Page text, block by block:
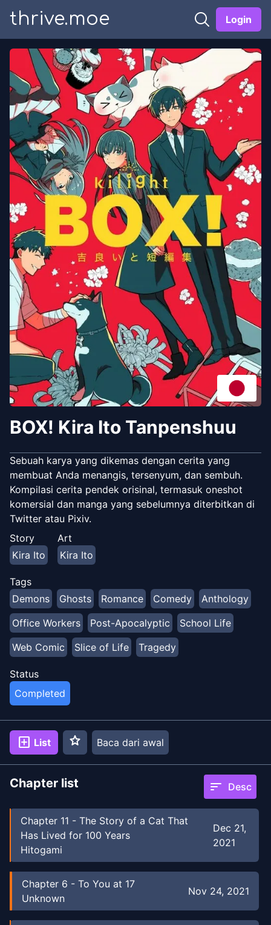
thrive.moe Login
BOX! Kira Ito Tanpenshuu
Sebuah karya yang dikemas dengan cerita yang
membuat Anda menangis, tersenyum, dan sembuh.
Kompilasi cerita pendek orisinal, termasuk oneshot
komersial dan manga yang sebelumnya diterbitkan di
Twitter atau Pixiv.
Story
Kira Ito
Art
Kira Ito
Tags
Demons
Ghosts Romance Comedy
Anthology
Office Workers
Post-Apocalyptic
School Life
Web Comic
Slice of Life Tragedy
Status
Completed
add_box List star Baca dari awal
Chapter list sort Desc
Chapter 11 -The Story of a Cat That
Has Lived for 100 Years
Hitogami
Dec 21,
2021
Chapter 6 - To You at 17
Unknown
Nov 24, 2021